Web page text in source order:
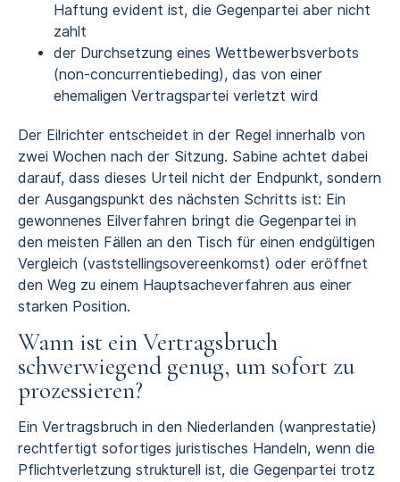
Haftung evident ist, die Gegenpartei aber nicht
zahlt
der Durchsetzung eines Wettbewerbsverbots
(non-concurrentiebeding), das von einer
ehemaligen Vertragspartei verletzt wird
Der Eilrichter entscheidet in der Regel innerhalb von
zwei Wochen nach der Sitzung. Sabine achtet dabei
darauf, dass dieses Urteil nicht der Endpunkt, sondern
der Ausgangspunkt des nächsten Schritts ist: Ein
gewonnenes Eilverfahren bringt die Gegenpartei in
den meisten Fällen an den Tisch für einen endgültigen
Vergleich (vaststellingsovereenkomst) oder eröffnet
den Weg zu einem Hauptsacheverfahren aus einer
starken Position.
Wann ist ein Vertragsbruch
schwerwiegend genug, um sofort zu
prozessieren?
Ein Vertragsbruch in den Niederlanden (wanprestatie)
rechtfertigt sofortiges juristisches Handeln, wenn die
Pflichtverletzung strukturell ist, die Gegenpartei trotz